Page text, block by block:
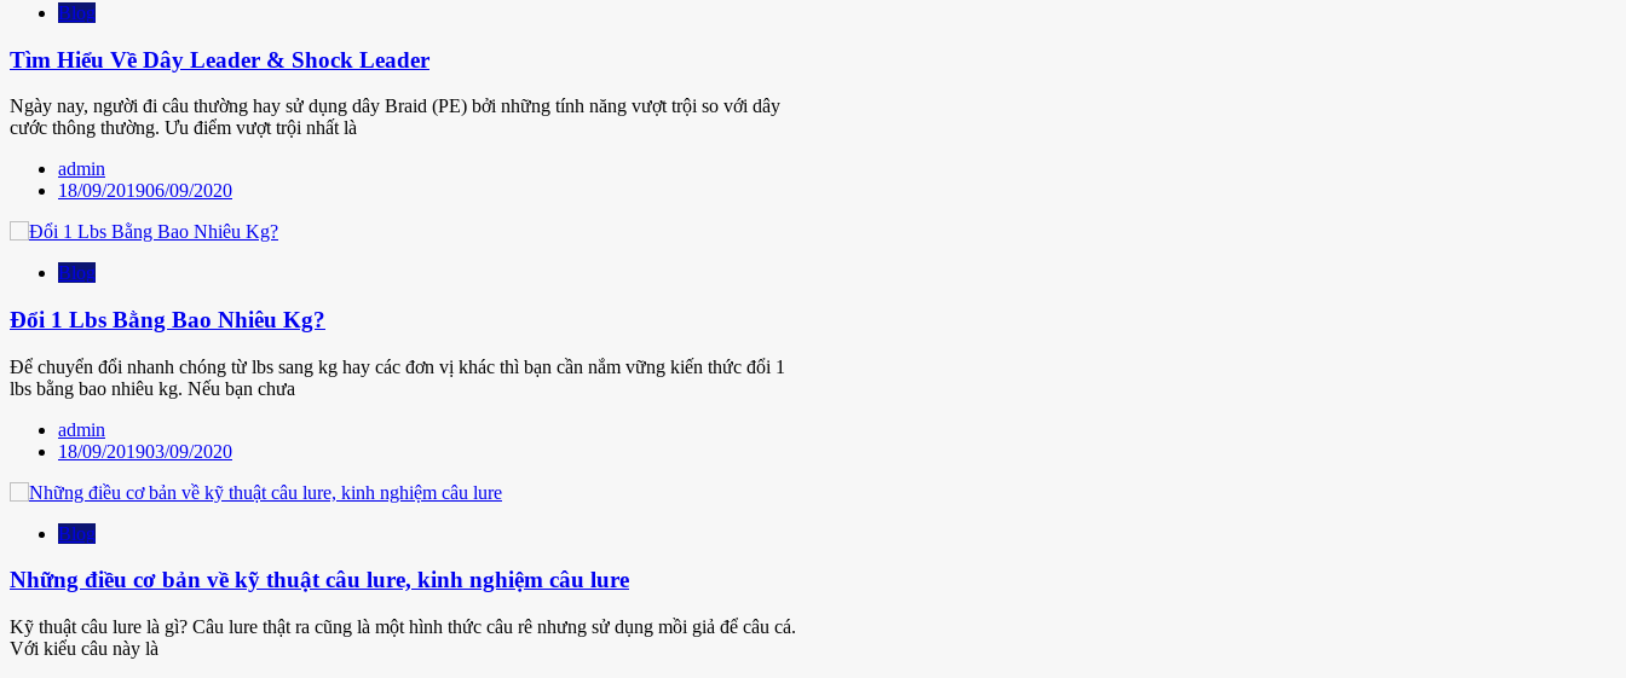
Blog
Tìm Hiểu Về Dây Leader & Shock Leader
Ngày nay, người đi câu thường hay sử dụng dây Braid (PE) bởi những tính năng vượt trội so với dây
cước thông thường. Ưu điểm vượt trội nhất là
admin
18/09/201906/09/2020
Blog
Đổi 1 Lbs Bằng Bao Nhiêu Kg?
Để chuyển đổi nhanh chóng từ lbs sang kg hay các đơn vị khác thì bạn cần nắm vững kiến thức đổi 1
lbs bằng bao nhiêu kg. Nếu bạn chưa
admin
18/09/201903/09/2020
Blog
Những điều cơ bản về kỹ thuật câu lure, kinh nghiệm câu lure
Kỹ thuật câu lure là gì? Câu lure thật ra cũng là một hình thức câu rê nhưng sử dụng mồi giả để câu cá.
Với kiểu câu này là